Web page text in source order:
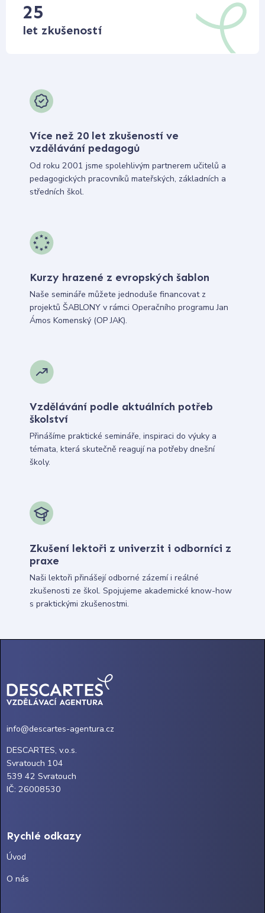
25
let zkušeností
Více než 20 let zkušeností ve
vzdělávání pedagogů
Od roku 2001 jsme spolehlivým partnerem učitelů a
pedagogických pracovníků mateřských, základních a
středních škol.
Kurzy hrazené z evropských šablon
Naše semináře můžete jednoduše financovat z
projektů ŠABLONY v rámci Operačního programu Jan
Ámos Komenský (OP JAK).
Vzdělávání podle aktuálních potřeb
školství
Přinášíme praktické semináře, inspiraci do výuky a
témata, která skutečně reagují na potřeby dnešní
školy.
Zkušení lektoři z univerzit i odborníci z
praxe
Naši lektoři přinášejí odborné zázemí i reálné
zkušenosti ze škol. Spojujeme akademické know-how
s praktickými zkušenostmi.
info@descartes-agentura.cz
DESCARTES, v.o.s.
Svratouch 104
539 42 Svratouch
IČ: 26008530
Rychlé odkazy
Úvod
O nás